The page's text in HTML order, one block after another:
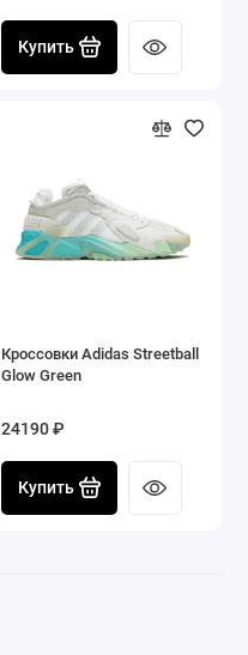
Купить
Кроссовки Adidas Streetball
Glow Green
24190 ₽
Купить